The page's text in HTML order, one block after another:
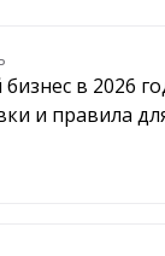
в 2026
и правила